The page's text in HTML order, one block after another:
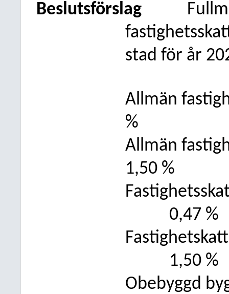
Beslutsförslag
stad för år
Allmän
%
Allmän
1,50 %
0,47 %
1,50 %
Obebyggd